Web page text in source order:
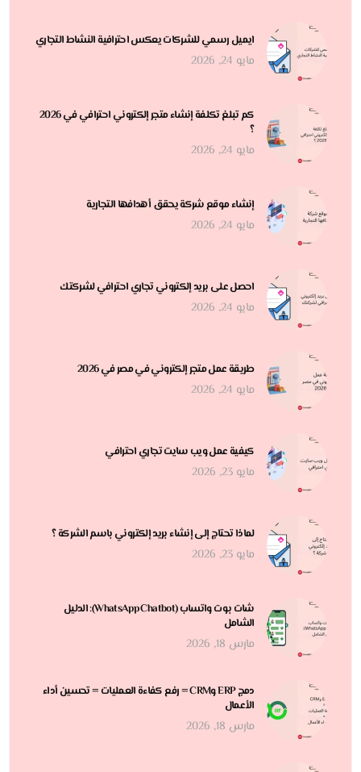
ايميل رسمي للشركات يعكس احترافية النشاط التجاري
مايو 24, 2026
كم تبلغ تكلفة إنشاء متجر إلكتروني احترافي في 2026
؟
مايو 24, 2026
إنشاء موقع شركة يحقق أهدافها التجارية
مايو 24, 2026
احصل على بريد إلكتروني تجاري احترافي لشركتك
مايو 24, 2026
طريقة عمل متجر إلكتروني في مصر في 2026
مايو 24, 2026
كيفية عمل ويب سايت تجاري احترافي
مايو 23, 2026
لماذا تحتاج إلى إنشاء بريد إلكتروني باسم الشركة ؟
مايو 23, 2026
شات بوت واتساب (WhatsApp Chatbot): الدليل
الشامل
مارس 18, 2026
دمج ERP وCRM = رفع كفاءة العمليات = تحسين أداء
الأعمال
مارس 18, 2026